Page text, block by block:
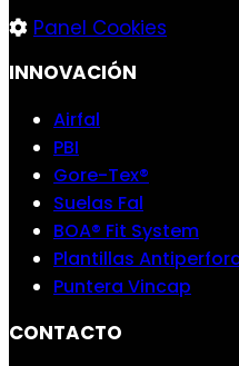
Panel Cookies
INNOVACIÓN
Airfal
PBI
Gore-Tex®
Suelas Fal
BOA® Fit System
Plantillas
Puntera Vincap
CONTACTO